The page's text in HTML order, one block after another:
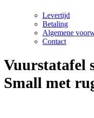
Levertijd
Betaling
Algemene
Contact
Vuurstatafel
Small met